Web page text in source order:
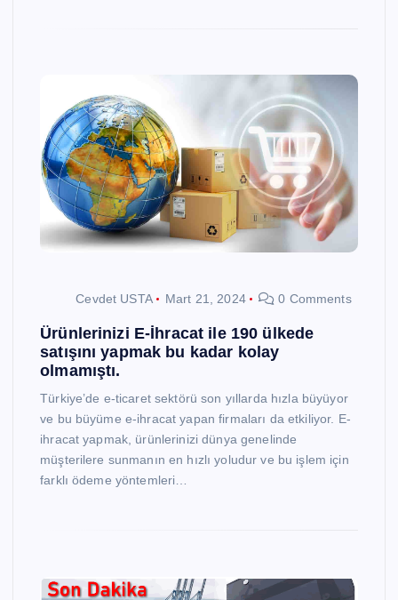
Cevdet USTA Mart 21, 2024 0 Comments
Ürünlerinizi E-İhracat ile 190 ülkede
satışını yapmak bu kadar kolay
olmamıştı.
Türkiye’de e-ticaret sektörü son yıllarda hızla büyüyor
ve bu büyüme e-ihracat yapan firmaları da etkiliyor. E-
ihracat yapmak, ürünlerinizi dünya genelinde
müşterilere sunmanın en hızlı yoludur ve bu işlem için
farklı ödeme yöntemleri…